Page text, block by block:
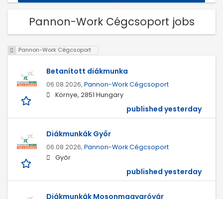
Pannon-Work Cégcsoport jobs
Pannon-Work Cégcsoport
Betanított diákmunka
06.08.2026, Pannon-Work Cégcsoport
Környe, 2851 Hungary
published yesterday
Diákmunkák Győr
06.08.2026, Pannon-Work Cégcsoport
Győr
published yesterday
Diákmunkák Mosonmagyaróvár